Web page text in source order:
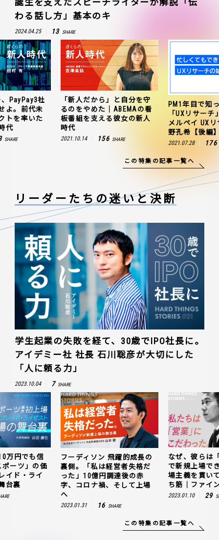
誕生を支えたスピーチライターが解説「伝
わる話し方」基本のキ
2024.04.25 13 SHARE
PayPay3社
よ。前代未
トを率いた
代
SHARE
「新人だから」と自分を守
るのをやめた｜ABEMAの看
板番組を支える彼女の新人
時代
2021.10.14 156 SHARE
PM1年目で知
「UXリサー
メルペイ UX
野孔希【後編
2021.07.28 176
この特集の記事一覧へ
リーダーたちの迷いと決断
学生起業の失敗を経て、30歳でIPO社長に。
アイデミー社 社長 石川聡彦が大切にした
「人に頼る力」
2023.10.04 7 SHARE
万円でも信
ーツ」の価
イド・ライ
台裏
フーディソン 飛躍的成長の
裏側。「私は経営者失格だ
った」10億円調達後の赤
字、コロナ禍、そして上場
へ
2023.01.31 16 SHARE
なぜ、彼らは
で新規上場で
場主義を貫い
ち筋｜ファイ
2023.01.10 29
この特集の記事一覧へ